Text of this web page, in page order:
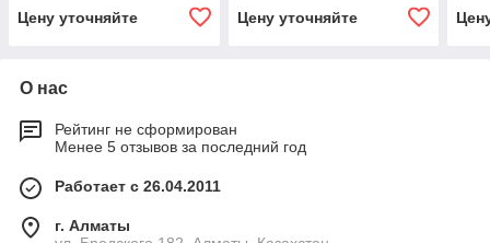
Цену уточняйте
Цену уточняйте
О нас
Рейтинг не сформирован
Менее 5 отзывов за последний год
Работает с 26.04.2011
г. Алматы